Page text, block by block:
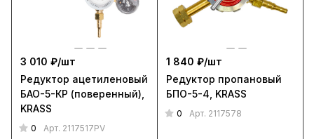
3 010 ₽/шт
Редуктор ацетиленовый
БАО-5-КР (поверенный),
KRASS
0 Арт. 2117517PV
1 840 ₽/шт
Редуктор пропановый
БПО-5-4, KRASS
0 Арт. 2117578